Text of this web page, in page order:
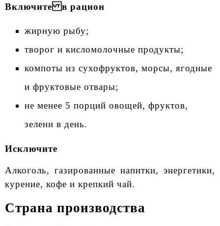
Включите в рацион
жирную рыбу;
творог и кисломолочные продукты;
компоты из сухофруктов, морсы, ягодные
и фруктовые отвары;
не менее 5 порций овощей, фруктов,
зелени в день.
Исключите
Алкоголь, газированные напитки, энергетики,
курение, кофе и крепкий чай.
Страна производства